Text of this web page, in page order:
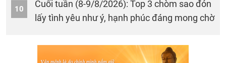
10
Cuối tuần (8-9/8/2026): Top 3 chòm sao đón
lấy tình yêu như ý, hạnh phúc đáng mong chờ